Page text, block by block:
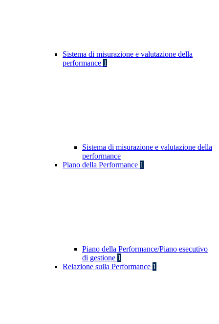
Sistema di misurazione e valutazione della
performance 1
Sistema di misurazione e valutazione della
performance
Piano della Performance 1
Piano della Performance/Piano esecutivo
di gestione 1
Relazione sulla Performance 1